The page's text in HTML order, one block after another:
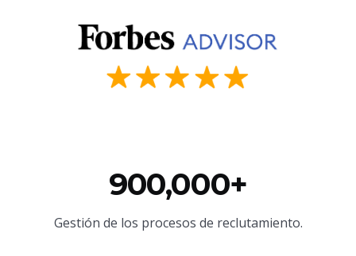
900,000+
Gestión de los procesos de reclutamiento.